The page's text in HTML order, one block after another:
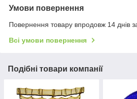
Умови повернення
Повернення товару впродовж 14 днів
Всі умови повернення
Подібні товари компанії